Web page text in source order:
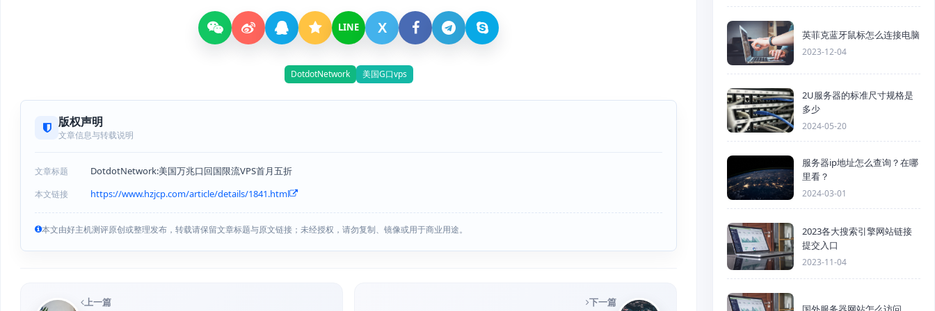
LINE X
DotdotNetwork 美国G口vps
版权声明
文章信息与转载说明
文章标题 DotdotNetwork:美国万兆口回国限流VPS首月五折
本文链接 https://www.hzjcp.com/article/details/1841.html
本文由好主机测评原创或整理发布，转载请保留文章标题与原文链接；未经授权，请勿复制、镜像或用于商业用途。
上一篇 下一篇
英菲克蓝牙鼠标怎么连接电脑
2023-12-04
2U服务器的标准尺寸规格是
多少
2024-05-20
服务器ip地址怎么查询？在哪
里看？
2024-03-01
2023各大搜索引擎网站链接
提交入口
2023-11-04